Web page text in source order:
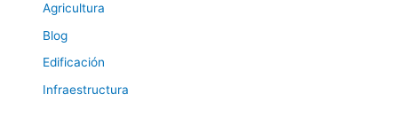
Agricultura
Blog
Edificación
Infraestructura